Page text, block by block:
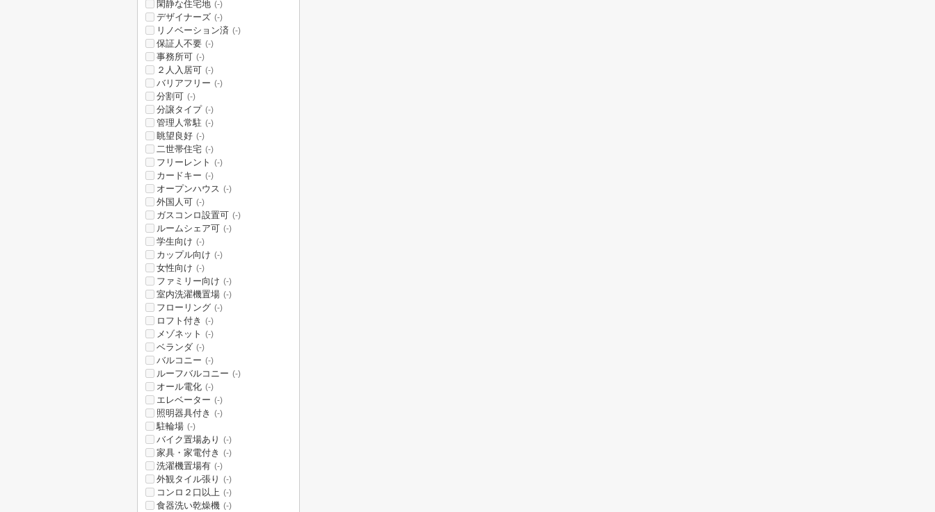
閑静な住宅地 (-)
デザイナーズ (-)
リノベーション済 (-)
保証人不要 (-)
事務所可 (-)
２人入居可 (-)
バリアフリー (-)
分割可 (-)
分譲タイプ (-)
管理人常駐 (-)
眺望良好 (-)
二世帯住宅 (-)
フリーレント (-)
カードキー (-)
オープンハウス (-)
外国人可 (-)
ガスコンロ設置可 (-)
ルームシェア可 (-)
学生向け (-)
カップル向け (-)
女性向け (-)
ファミリー向け (-)
室内洗濯機置場 (-)
フローリング (-)
ロフト付き (-)
メゾネット (-)
ベランダ (-)
バルコニー (-)
ルーフバルコニー (-)
オール電化 (-)
エレベーター (-)
照明器具付き (-)
駐輪場 (-)
バイク置場あり (-)
家具・家電付き (-)
洗濯機置場有 (-)
外観タイル張り (-)
コンロ２口以上 (-)
食器洗い乾燥機 (-)